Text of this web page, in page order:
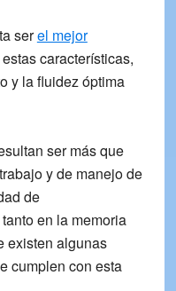
serel mejor
características,
y la fluidez óptima
ser más que
y de manejo de
de
en la memoria
existen algunas
cumplen con esta